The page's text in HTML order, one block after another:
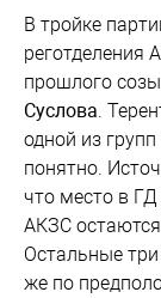
В тройке
реготделения
прошлого
Суслова .
одной из
понятно.
что место в ГД
АКЗС
Остальные
же по